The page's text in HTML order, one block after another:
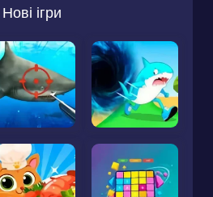
Нові ігри